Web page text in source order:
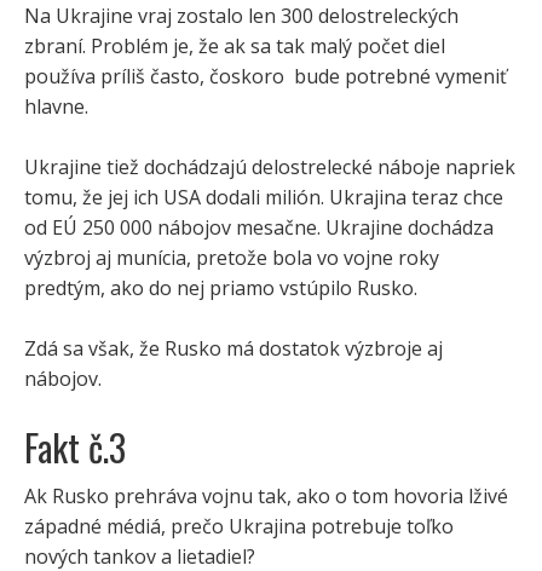
Na Ukrajine vraj zostalo len 300 delostreleckých
zbraní. Problém je, že ak sa tak malý počet diel
používa príliš často, čoskoro bude potrebné vymeniť
hlavne.
Ukrajine tiež dochádzajú delostrelecké náboje napriek
tomu, že jej ich USA dodali milión. Ukrajina teraz chce
od EÚ 250 000 nábojov mesačne. Ukrajine dochádza
výzbroj aj munícia, pretože bola vo vojne roky
predtým, ako do nej priamo vstúpilo Rusko.
Zdá sa však, že Rusko má dostatok výzbroje aj
nábojov.
Fakt č.3
Ak Rusko prehráva vojnu tak, ako o tom hovoria lživé
západné médiá, prečo Ukrajina potrebuje toľko
nových tankov a lietadiel?